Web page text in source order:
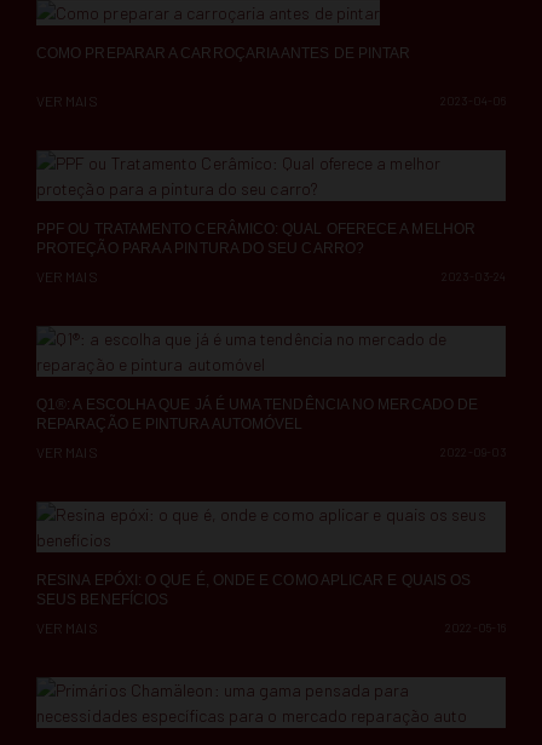
COMO PREPARAR A CARROÇARIA ANTES DE PINTAR
2023-04-06
VER MAIS
PPF OU TRATAMENTO CERÂMICO: QUAL OFERECE A MELHOR
PROTEÇÃO PARA A PINTURA DO SEU CARRO?
2023-03-24
VER MAIS
Q1®: A ESCOLHA QUE JÁ É UMA TENDÊNCIA NO MERCADO DE
REPARAÇÃO E PINTURA AUTOMÓVEL
VER MAIS
RESINA EPÓXI: O QUE É, ONDE E COMO APLICAR E QUAIS OS
SEUS BENEFÍCIOS
VER MAIS